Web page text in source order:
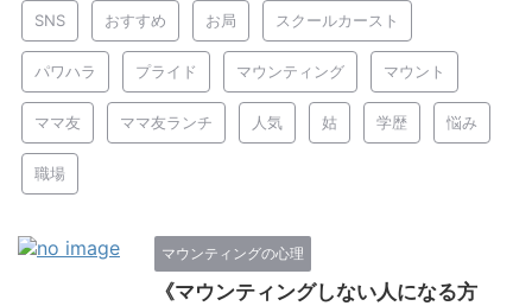
SNS おすすめ お局 スクールカースト
パワハラ プライド マウンティング マウント
ママ友 ママ友ランチ 人気 姑 学歴 悩み
職場
マウンティングの心理
《マウンティングしない人になる方